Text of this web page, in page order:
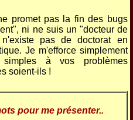
promet pas la fin des bugs
ni ne suis un "docteur de
pas de doctorat en
Je m'efforce simplement
à vos problèmes
soient-ils !
pour me présenter..